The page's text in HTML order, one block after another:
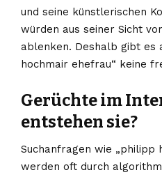
und seine künstlerischen
würden aus seiner Sicht
ablenken. Deshalb gibt es
hochmair ehefrau“ keine
Gerüchte im
entstehen sie?
Suchanfragen wie „philipp
werden oft durch